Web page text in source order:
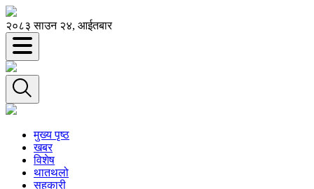
२०८३ साउन २४, आईतबार
मुख्य पृष्ठ
खबर
विशेष
थातथलो
सहकारी